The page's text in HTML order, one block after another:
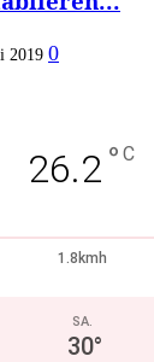
2019 0
26.2 ° C
1.8kmh
SA.
30°